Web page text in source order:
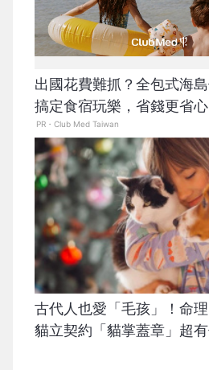
出國花費難抓？全包式海
搞定食宿玩樂，省錢更省心
PR・Club Med Taiwan
古代人也愛「毛孩」！命
貓立契約「貓掌蓋章」超